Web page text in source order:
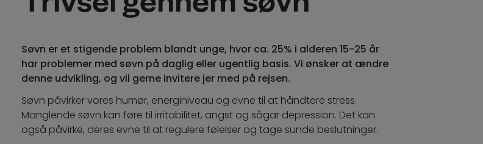
Søvn er et stigende problem blandt unge, hvor ca. 25% i alderen 15-25 år
har problemer med søvn på daglig eller ugentlig basis. Vi ønsker at ændre
denne udvikling, og vil gerne invitere jer med på rejsen.
Søvn påvirker vores humør, energiniveau og evne til at håndtere stress.
Manglende søvn kan føre til irritabilitet, angst og sågar depression. Det kan
også påvirke, deres evne til at regulere følelser og tage sunde beslutninger.